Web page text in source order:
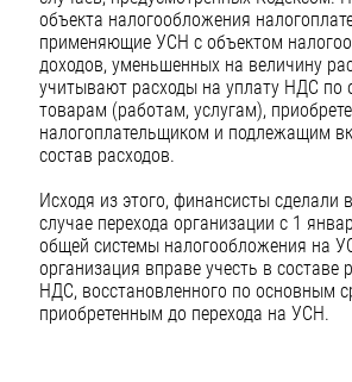
объекта налогообложения
применяющие УСН с объектом
доходов, уменьшенных на величину
учитывают расходы на уплату НДС по
товарам (работам, услугам),
налогоплательщиком и подлежащим
состав расходов.
Исходя из этого, финансисты сделали
случае перехода организации с 1
общей системы налогообложения на
организация вправе учесть в составе
НДС, восстановленного по основным
приобретенным до перехода на УСН.